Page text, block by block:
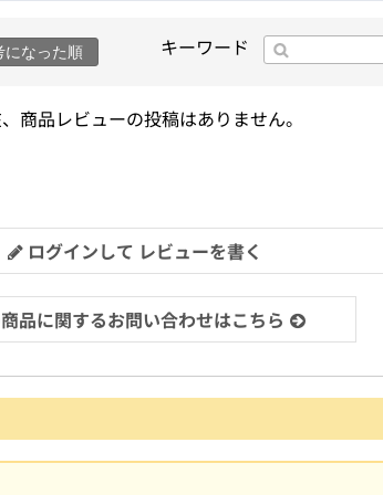
になった順 キーワード
商品レビューの投稿はありません。
ログインして レビューを書く
品に関するお問い合わせはこちら